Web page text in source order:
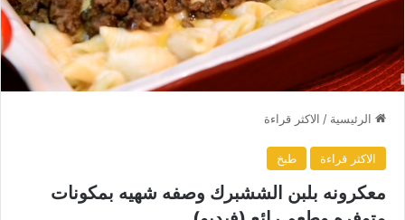
الرئيسية / الاكثر قراءة
الاكثر قراءة طبخ
معكرونه بلبن الششبرك وصفه شهيه بمكونات